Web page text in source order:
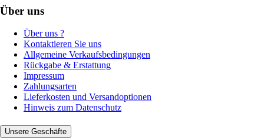
Über uns
Über uns ?
Kontaktieren Sie uns
Allgemeine Verkaufsbedingungen
Rückgabe & Erstattung
Impressum
Zahlungsarten
Lieferkosten und Versandoptionen
Hinweis zum Datenschutz
Unsere Geschäfte